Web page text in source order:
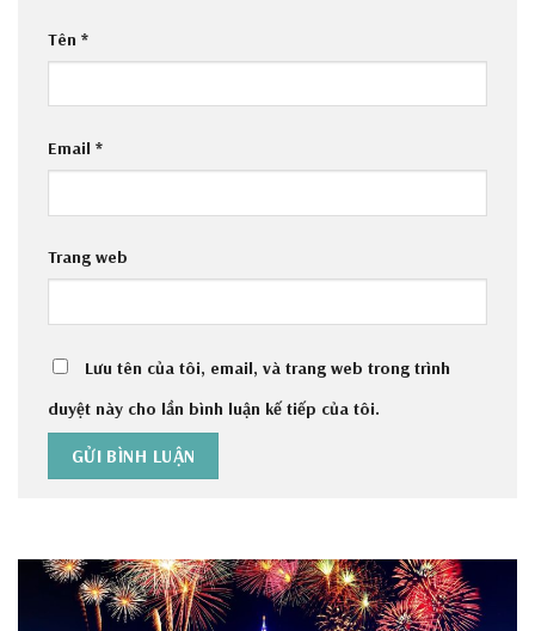
Tên *
Email *
Trang web
Lưu tên của tôi, email, và trang web trong trình
duyệt này cho lần bình luận kế tiếp của tôi.